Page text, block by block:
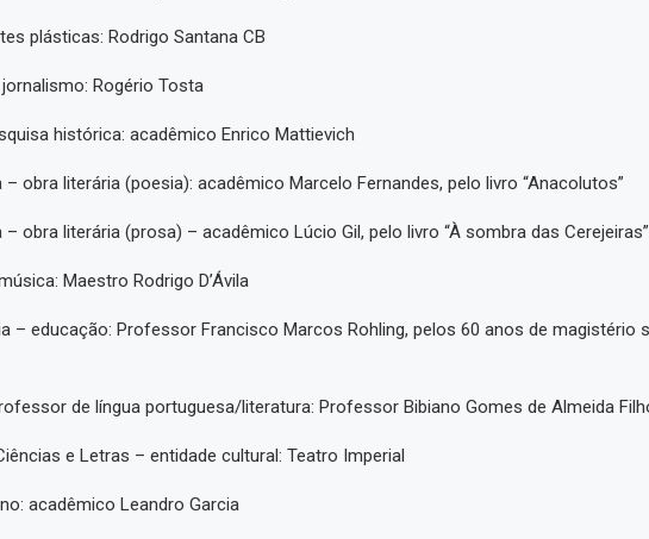
plásticas: Rodrigo Santana CB
Rogério Tosta
histórica: acadêmico Enrico Mattievich
obra literária (poesia): acadêmico Marcelo Fernandes, pelo livro “Anacolutos”
obra literária (prosa) – acadêmico Lúcio Gil, pelo livro “À sombra das Cerejeiras”
Maestro Rodrigo D’Ávila
– educação: Professor Francisco Marcos Rohling, pelos 60 anos de magistério
de língua portuguesa/literatura: Professor Bibiano Gomes de Almeida
e Letras – entidade cultural: Teatro Imperial
acadêmico Leandro Garcia